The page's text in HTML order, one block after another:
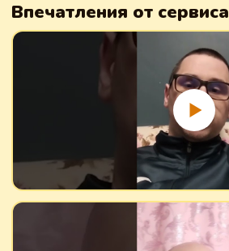
Впечатления от сервиса